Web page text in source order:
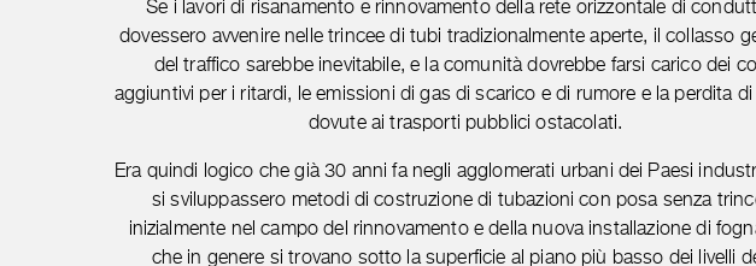
Se i lavori di risanamento e rinnovamento della rete orizzontale di
dovessero avvenire nelle trincee di tubi tradizionalmente aperte, il collasso
del traffico sarebbe inevitabile, e la comunità dovrebbe farsi carico dei
aggiuntivi per i ritardi, le emissioni di gas di scarico e di rumore e la perdita
dovute ai trasporti pubblici ostacolati.
Era quindi logico che già 30 anni fa negli agglomerati urbani dei Paesi
si sviluppassero metodi di costruzione di tubazioni con posa senza
inizialmente nel campo del rinnovamento e della nuova installazione di
che in genere si trovano sotto la superficie al piano più basso dei livelli